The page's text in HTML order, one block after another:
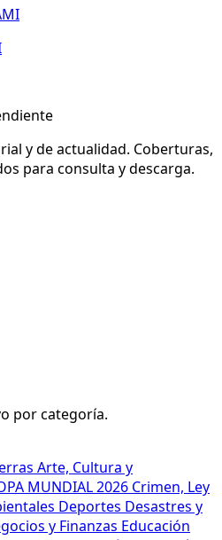
y de actualidad. Coberturas,
para consulta y descarga.
por categoría.
Arte, Cultura y
MUNDIAL 2026 Crimen, Ley
Deportes Desastres y
y Finanzas Educación